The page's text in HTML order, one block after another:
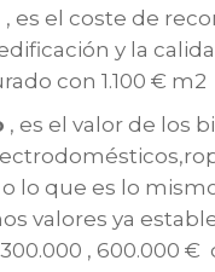
, es el coste de
y la
con 1.100 €
, es el valor de los
lo que es lo
valores ya
, 600.000